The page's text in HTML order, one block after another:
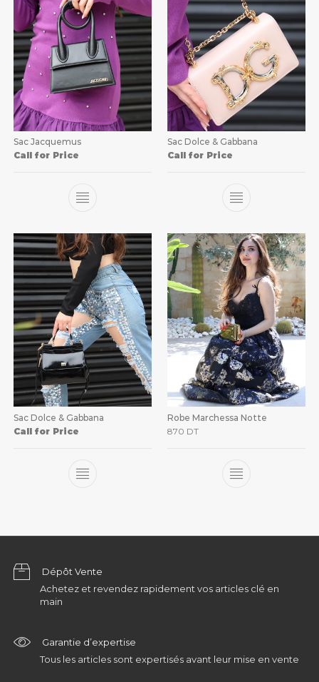
Sac Jacquemus
Call for Price
Sac Dolce & Gabbana
Call for Price
Sac Dolce & Gabbana
Call for Price
Robe Marchessa Notte
870 DT
Dépôt Vente
Achetez et revendez rapidement vos articles clé en
main
Garantie d’expertise
Tous les articles sont expertisés avant leur mise en vente